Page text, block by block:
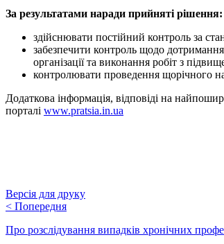
За результатами наради прийняті рішення:
здійснювати постійний контроль за
забезпечити контроль щодо
організації та виконання робіт з
контролювати проведення щорічного
Додаткова інформація, відповіді на
порталі www.pratsia.in.ua
Версія для друку
< Попередня
Про розслідування випадків хронічних